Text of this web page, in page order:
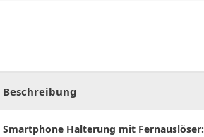
Beschreibung
Smartphone Halterung mit Fernauslöser: